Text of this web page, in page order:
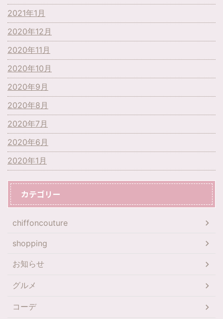
2021年1月
2020年12月
2020年11月
2020年10月
2020年9月
2020年8月
2020年7月
2020年6月
2020年1月
カテゴリー
chiffoncouture
shopping
お知らせ
グルメ
コーデ